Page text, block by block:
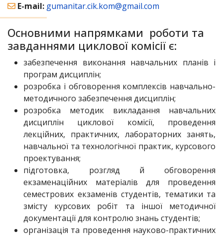
E-mail: gumanitar.cik.kom@gmail.com
Основними напрямками роботи та
завданнями циклової комісії є:
забезпечення виконання навчальних планів і
програм дисциплін;
розробка і обговорення комплексів навчально-
методичного забезпечення дисциплін;
розробка методик викладання навчальних
дисциплін циклової комісії, проведення
лекційних, практичних, лабораторних занять,
навчальної та технологічної практик, курсового
проектування;
підготовка, розгляд й обговорення
екзаменаційних матеріалів для проведення
семестрових екзаменів студентів, тематики та
змісту курсових робіт та іншої методичної
документації для контролю знань студентів;
організація та проведення науково-практичних